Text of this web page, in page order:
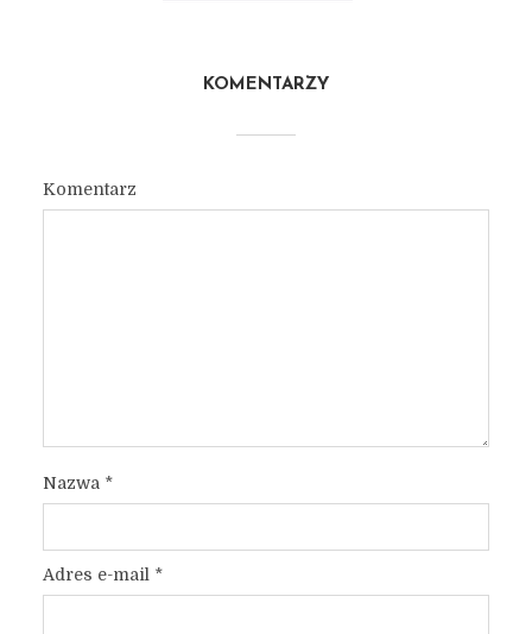
KOMENTARZY
Komentarz
Nazwa *
Adres e-mail *